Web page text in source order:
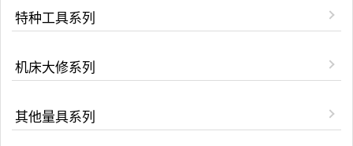
特种工具系列
机床大修系列
其他量具系列